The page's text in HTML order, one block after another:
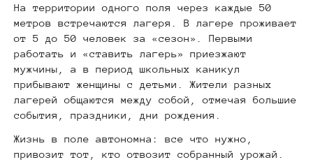
На территории одного поля через каждые 50
метров встречаются лагеря. В лагере проживает
от 5 до 50 человек за «сезон». Первыми
работать и «ставить лагерь» приезжают
мужчины, а в период школьных каникул
прибывают женщины с детьми. Жители разных
лагерей общаются между собой, отмечая большие
события, праздники, дни рождения.
Жизнь в поле автономна: все что нужно,
привозит тот, кто отвозит собранный урожай.